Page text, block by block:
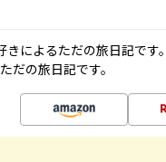
きによるただの旅日記で
だの旅日記です。